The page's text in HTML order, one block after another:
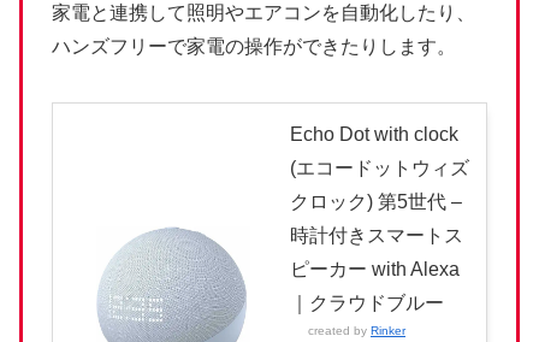
家電と連携して照明やエアコンを自動化したり、
ハンズフリーで家電の操作ができたりします。
Echo Dot with clock
(エコードットウィズ
クロック) 第5世代 –
時計付きスマートス
ピーカー with Alexa
｜クラウドブルー
created by Rinker